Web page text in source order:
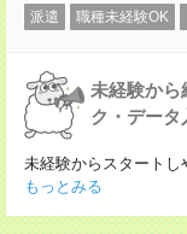
派遣 職種未経験OK
未経験から
ク・データ
未経験からスタート
もっとみる